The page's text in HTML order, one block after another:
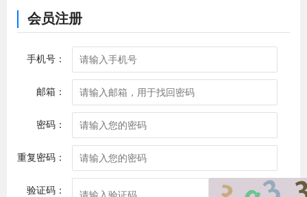
会员注册
手机号：
邮箱：
密码：
重复密码：
验证码：